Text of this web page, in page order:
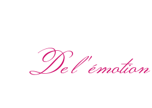
De l'émotion